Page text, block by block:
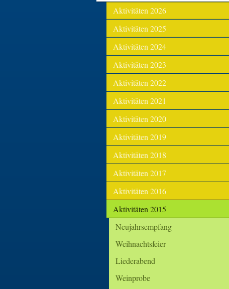
Aktivitäten 2026
Aktivitäten 2025
Aktivitäten 2024
Aktivitäten 2023
Aktivitäten 2022
Aktivitäten 2021
Aktivitäten 2020
Aktivitäten 2019
Aktivitäten 2018
Aktivitäten 2017
Aktivitäten 2016
Aktivitäten 2015
Neujahrsempfang
Weihnachtsfeier
Liederabend
Weinprobe